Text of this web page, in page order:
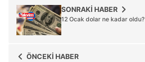
SONRAKİ HABER
12 Ocak dolar ne kadar oldu?
ÖNCEKİ HABER